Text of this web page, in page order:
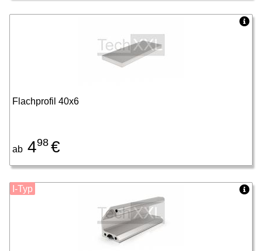
Flachprofil 40x6
ab 498 €
I-Typ